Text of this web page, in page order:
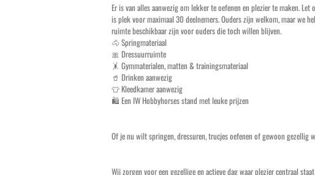
Er is van alles aanwezig om lekker te oefenen en plezier te maken.
is plek voor maximaal 30 deelnemers. Ouders zijn welkom, maar
ruimte beschikbaar zijn voor ouders die toch willen blijven.
🐴 Springmateriaal
🎀 Dressuurruimte
🤸 Gymmaterialen, matten & trainingsmateriaal
🥤 Drinken aanwezig
👕 Kleedkamer aanwezig
🛍️ Een IW Hobbyhorses stand met leuke prijzen
Of je nu wilt springen, dressuren, trucjes oefenen of gewoon
Wij zorgen voor een gezellige en actieve dag waar plezier centraal